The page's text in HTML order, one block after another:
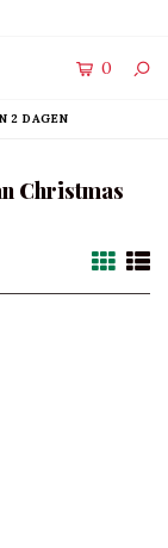
0
2 DAGEN
Christmas